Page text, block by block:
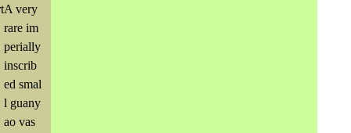
A very
rare im
perially
inscrib
ed smal
l guany
ao vas